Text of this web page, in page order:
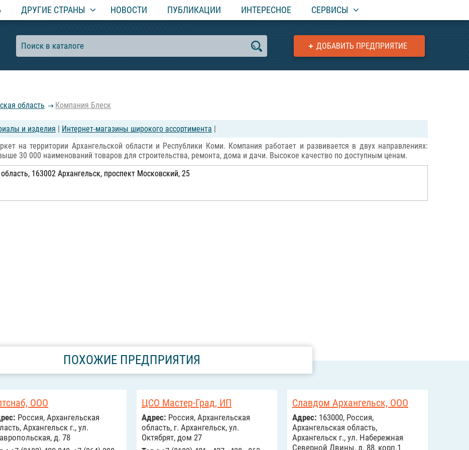
ДРУГИЕ СТРАНЫ НОВОСТИ ПУБЛИКАЦИИ ИНТЕРЕСНОЕ СЕРВИСЫ
ДОБАВИТЬ ПРЕДПРИЯТИЕ
область Компания Блеск
и изделия | Интернет-магазины широкого ассортимента |
на территории Архангельской области и Республики Коми. Компания работает и развивается в двух направлениях:
30 000 наименований товаров для строительства, ремонта, дома и дачи. Высокое качество по доступным ценам.
163002 Архангельск, проспект Московский, 25
ПОХОЖИЕ ПРЕДПРИЯТИЯ
ООО
Россия, Архангельская
Архангельск г., ул.
д. 78
ЦСО Мастер-Град, ИП
Адрес: Россия, Архангельская
область, г. Архангельск, ул.
Октябрят, дом 27
Славдом Архангельск, ООО
Адрес: 163000, Россия,
Архангельская область,
Архангельск г., ул. Набережная
Северной Двины, д. 88, корп.1